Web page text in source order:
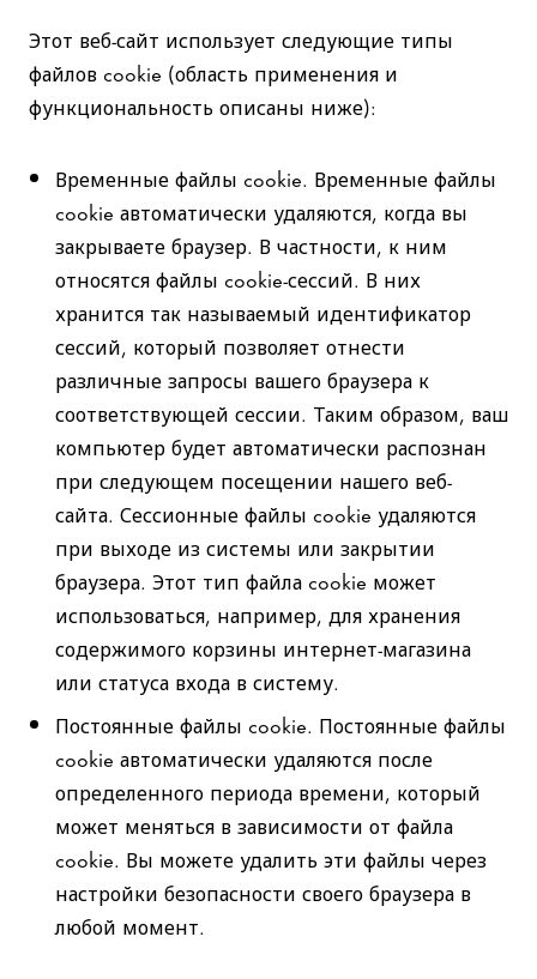
Этот веб-сайт использует следующие типы
файлов cookie (область применения и
функциональность описаны ниже):
Временные файлы cookie. Временные файлы
cookie автоматически удаляются, когда вы
закрываете браузер. В частности, к ним
относятся файлы cookie-сессий. В них
хранится так называемый идентификатор
сессий, который позволяет отнести
различные запросы вашего браузера к
соответствующей сессии. Таким образом, ваш
компьютер будет автоматически распознан
при следующем посещении нашего веб-
сайта. Сессионные файлы cookie удаляются
при выходе из системы или закрытии
браузера. Этот тип файла cookie может
использоваться, например, для хранения
содержимого корзины интернет-магазина
или статуса входа в систему.
Постоянные файлы cookie. Постоянные файлы
cookie автоматически удаляются после
определенного периода времени, который
может меняться в зависимости от файла
cookie. Вы можете удалить эти файлы через
настройки безопасности своего браузера в
любой момент.